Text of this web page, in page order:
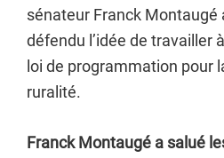
sénateur Franck Montaugé
défendu l’idée de travailler
loi de programmation pour
ruralité.
Franck Montaugé a salué